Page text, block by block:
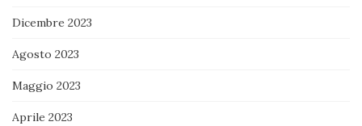
Dicembre 2023
Agosto 2023
Maggio 2023
Aprile 2023